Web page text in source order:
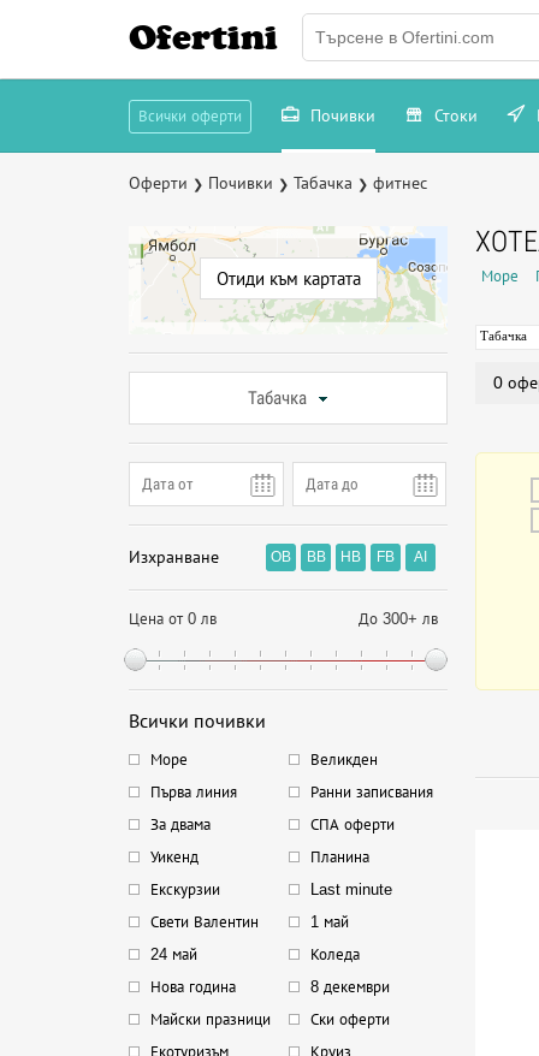
Ofertini
Всички оферти Почивки Стоки
Оферти ❯ Почивки ❯ Табачка ❯ фитнес
Отиди към картата
Табачка
Изхранване OB BB HB FB AI
Цена от 0 лв До 300+ лв
Всички почивки
Море
Великден
Първа линия
Ранни записвания
За двама
СПА оферти
Уикенд
Планина
Екскурзии
Last minute
Свети Валентин
1 май
24 май
Коледа
Нова година
8 декември
Майски празници
Ски оферти
Екотуризъм
Круиз
Море
Табачка
0